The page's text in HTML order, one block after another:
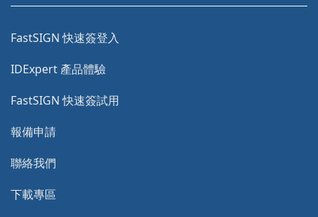
FastSIGN 快速簽登入
IDExpert 產品體驗
FastSIGN 快速簽試用
報備申請
聯絡我們
下載專區